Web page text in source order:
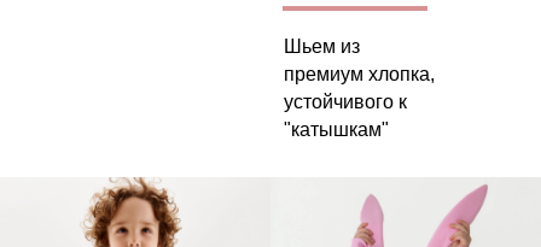
Шьем из
премиум хлопка,
устойчивого к
"катышкам"